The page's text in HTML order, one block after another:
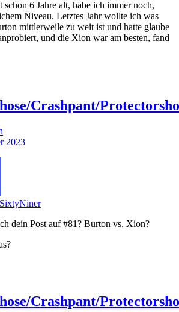
6 Jahre alt, habe ich immer noch,
Niveau. Letztes Jahr wollte ich was
mittlerweile zu weit ist und hatte glaube
und die Xion war am besten, fand
Crashpant/
2023
dein Post auf #81? Burton vs. Xion?
Crashpant/